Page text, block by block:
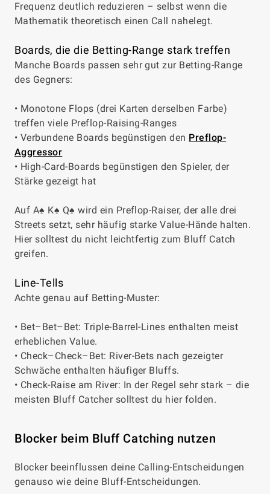
Frequenz deutlich reduzieren – selbst wenn die
Mathematik theoretisch einen Call nahelegt.
Boards, die die Betting-Range stark treffen
Manche Boards passen sehr gut zur Betting-Range
des Gegners:
• Monotone Flops (drei Karten derselben Farbe)
treffen viele Preflop-Raising-Ranges
• Verbundene Boards begünstigen den Preflop-
Aggressor
• High-Card-Boards begünstigen den Spieler, der
Stärke gezeigt hat
Auf A♠ K♠ Q♠ wird ein Preflop-Raiser, der alle drei
Streets setzt, sehr häufig starke Value-Hände halten.
Hier solltest du nicht leichtfertig zum Bluff Catch
greifen.
Line-Tells
Achte genau auf Betting-Muster:
• Bet–Bet–Bet: Triple-Barrel-Lines enthalten meist
erheblichen Value.
• Check–Check–Bet: River-Bets nach gezeigter
Schwäche enthalten häufiger Bluffs.
• Check-Raise am River: In der Regel sehr stark – die
meisten Bluff Catcher solltest du hier folden.
Blocker beim Bluff Catching nutzen
Blocker beeinflussen deine Calling-Entscheidungen
genauso wie deine Bluff-Entscheidungen.